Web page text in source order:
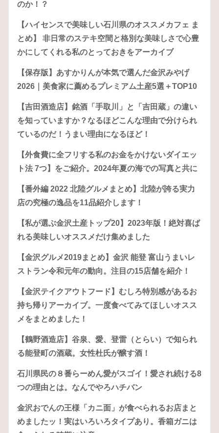
のか！？
【ハイセンスで美味しい石川県のオススメカフェ ま
とめ】 非日常のステキ空間と格別な美味しさで心豊
かにしてくれる私のとっておきをアーカイブ
【保存版】あすかりんが本気で選んだ金沢みやげ
2026｜美食家に薦めるプレミアム土産5選＋TOP10
【吉田酒造店】銘酒「手取川」と「吉田蔵」の違い
を知っていますか？なるほどこんな理由で分けられ
ているのだ！うまい理由になるほど！
【外食費に全フリする私のお金をかけないダイエッ
ト法 7つ】をご紹介。2024年夏の海での写真と共に
【番外編 2022 北陸グルメまとめ】北陸が誇る実力
店の究極の逸品を11品紹介します！
【私が選ぶ金沢土産トップ20】2023年版！絶対喜ば
れる美味しいオススメだけ集めました
【金沢グルメ2019まとめ】金沢 能登 富山うまいレ
ストラン令和元年の動向。注目の15店舗を紹介！
【金沢テイクアウトフード】むしろ特別感があるお
持ち帰りアーカイブ。一度食べてみてほしいオスス
メをまとめました！
【鶴野酒造店】谷泉、愛、登雷（とらい）で知られ
る能登町の酒蔵。女性杜氏が醸す酒！
石川県民の８番らーめん愛がスゴイ！愛され続ける8
つの理由とは。なんでやろハチバン
金沢おでんの王様「カニ面」が食べられるお店まと
めましたッ！実はいろいろタイプあり。香箱ガニは